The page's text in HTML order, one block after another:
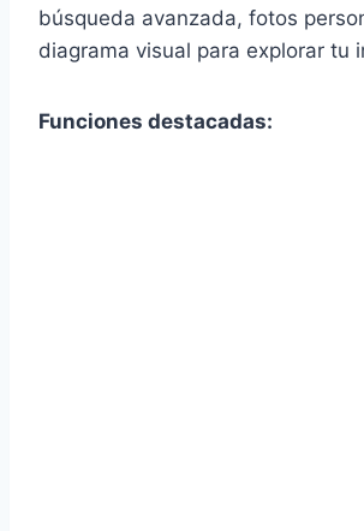
búsqueda avanzada, fotos
diagrama visual para explorar tu
Funciones destacadas: